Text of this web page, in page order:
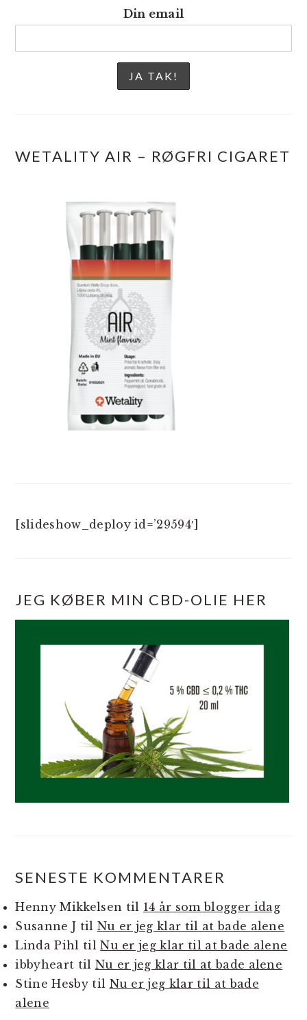
Din email
WETALITY AIR – RØGFRI CIGARET
[slideshow_deploy id=’29594′]
JEG KØBER MIN CBD-OLIE HER
SENESTE KOMMENTARER
Henny Mikkelsen til 14 år som blogger idag
Susanne J til Nu er jeg klar til at bade alene
Linda Pihl tilNu er jeg klar til at bade alene
ibbyheart til Nu er jeg klar til at bade alene
Stine Hesbytil Nu er jeg klar til at bade
alene